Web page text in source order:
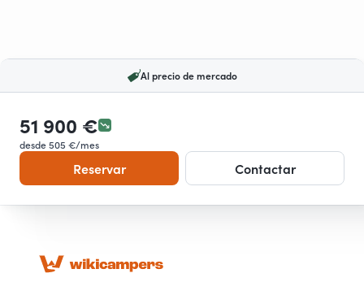
Al precio de mercado
51 900 €
desde 505 €/mes
Reservar Contactar